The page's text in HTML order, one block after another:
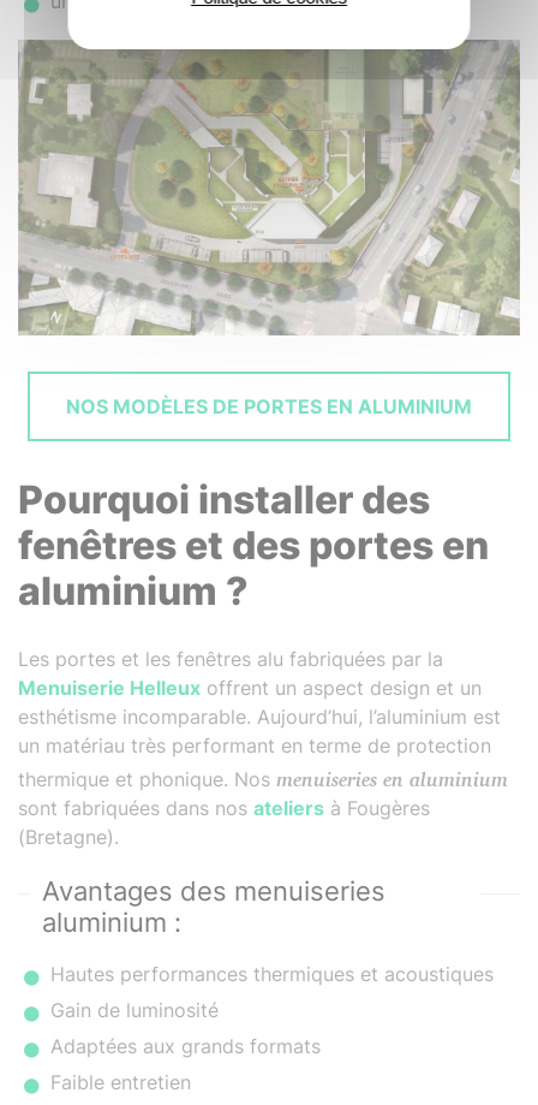
NOS MODÈLES DE PORTES EN ALUMINIUM
Pourquoi installer des
fenêtres et des portes en
aluminium ?
Les portes et les fenêtres alu fabriquées par la
Menuiserie Helleux offrent un aspect design et un
esthétisme incomparable. Aujourd’hui, l’aluminium est
un matériau très performant en terme de protection
thermique et phonique. Nos menuiseries en aluminium
sont fabriquées dans nos ateliers à Fougères
(Bretagne).
Avantages des menuiseries
aluminium :
Hautes performances thermiques et acoustiques
Gain de luminosité
Adaptées aux grands formats
Faible entretien